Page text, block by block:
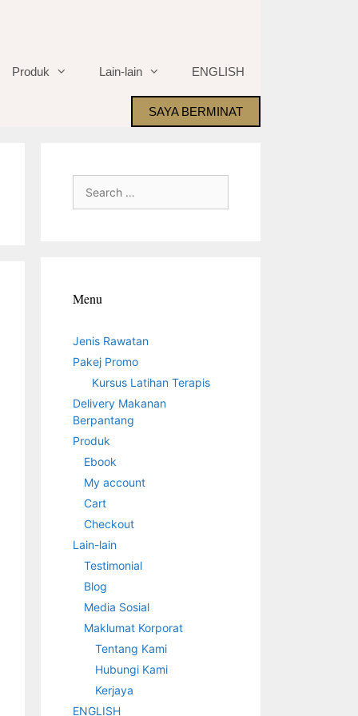
Produk Lain-lain ENGLISH
SAYA BERMINAT
for:
Menu
Jenis Rawatan
Pakej Promo
Kursus Latihan Terapis
Delivery Makanan
Berpantang
Produk
Ebook
My account
Cart
Checkout
Lain-lain
Testimonial
Blog
Media Sosial
Maklumat Korporat
Tentang Kami
Hubungi Kami
Kerjaya
ENGLISH